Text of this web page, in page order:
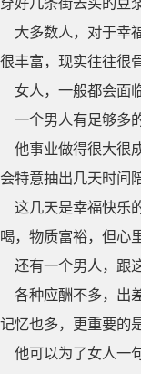
大多数人，对于幸
很丰富，现实往往很
女人，一般都会面
一个男人有足够多
他事业做得很大很
会特意抽出几天时间
这几天是幸福快乐
喝，物质富裕，但心
还有一个男人，跟
各种应酬不多，出
记忆也多，更重要的
他可以为了女人一